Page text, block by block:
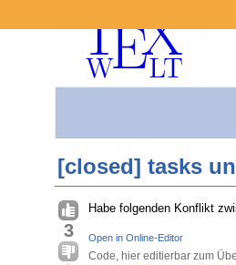
[closed] tasks
3
Habe folgenden Konflikt
Open in Online-Editor
Code, hier editierbar zum